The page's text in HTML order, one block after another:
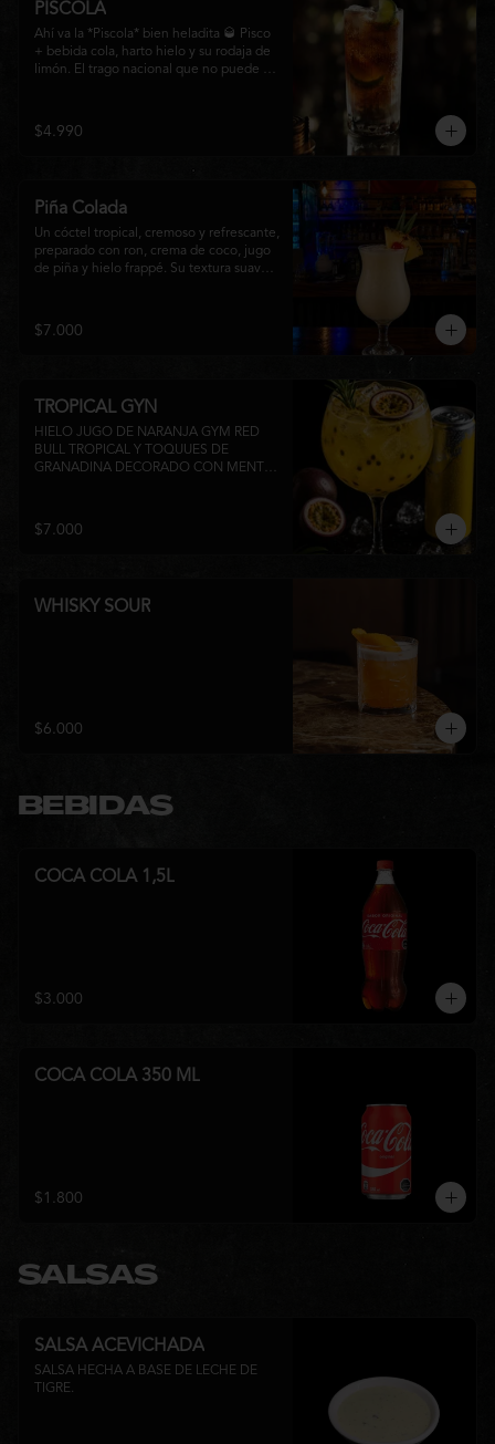
PISCOLA
Ahí va la *Piscola* bien heladita 🥃 Pisco
+ bebida cola, harto hielo y su rodaja de
limón. El trago nacional que no puede
$4.990
Piña Colada
Un cóctel tropical, cremoso y refrescante,
preparado con ron, crema de coco, jugo
de piña y hielo frappé. Su textura suave y
disfrutar de un momento de relajo o
acompañar la experiencia gastronómica
$7.000
TROPICAL GYN
HIELO JUGO DE NARANJA GYM RED
BULL TROPICAL Y TOQUUES DE
GRANADINA DECORADO CON MENTA
$7.000
WHISKY SOUR
$6.000
BEBIDAS
COCA COLA 1,5L
$3.000
COCA COLA 350 ML
$1.800
SALSAS
SALSA ACEVICHADA
SALSA HECHA A BASE DE LECHE DE
TIGRE.